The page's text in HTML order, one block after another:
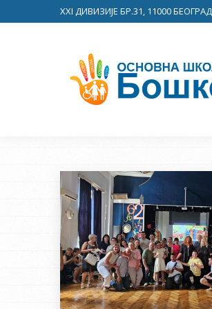
XXI ДИВИЗИЈЕ БР.31, 11000 БЕОГРАД